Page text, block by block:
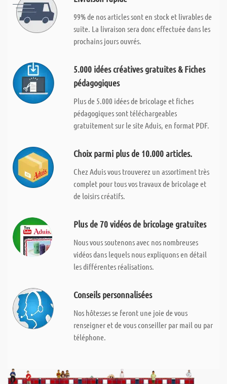
99% de nos articles sont en stock et livrables de
suite. La livraison sera donc effectuée dans les
prochains jours ouvrés.
5.000 idées créatives gratuites & Fiches
pédagogiques
Plus de 5.000 idées de bricolage et fiches
pédagogiques sont téléchargeables
gratuitement sur le site Aduis, en format PDF.
Choix parmi plus de 10.000 articles.
Chez Aduis vous trouverez un assortiment très
complet pour tous vos travaux de bricolage et
de loisirs créatifs.
Plus de 70 vidéos de bricolage gratuites
Nous vous soutenons avec nos nombreuses
vidéos dans lequels nous expliquons en détail
les différentes réalisations.
Conseils personnalisées
Nos hôtesses se feront une joie de vous
renseigner et de vous conseiller par mail ou par
téléphone.